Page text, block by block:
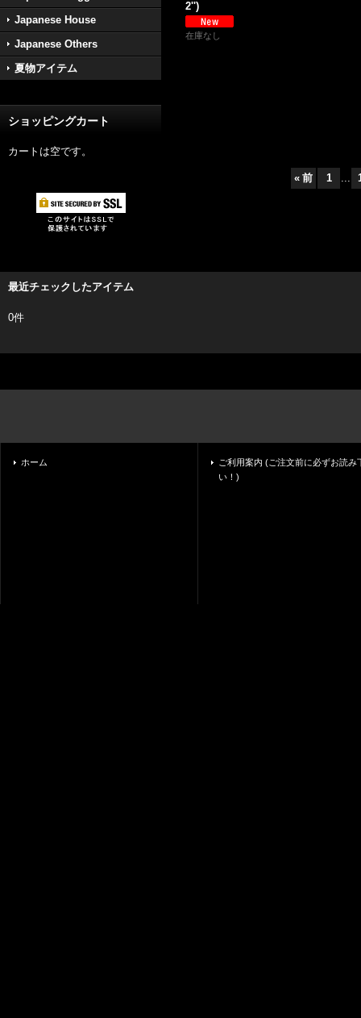
Japanese House
Japanese Others
夏物アイテム
ショッピングカート
カートは空です。
2'')
在庫なし
« 前 1 ...
最近チェックしたアイテム
0件
ホーム
ご利用案内 (ご注文前に必ずお読み
い！)